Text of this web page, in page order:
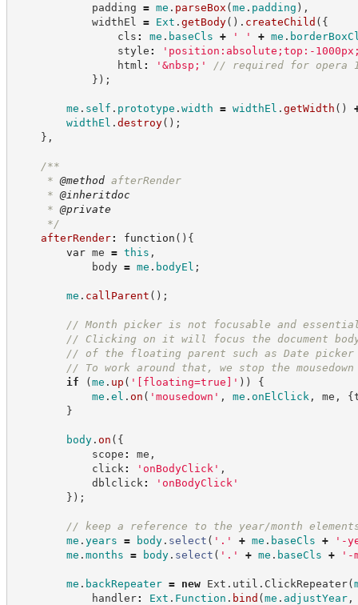
padding = me . parseBox (me . padding ) ,
widthEl = Ext . getBody( ) . createChild ( {
cls : me . baseCls + ' ' + me .
style : ' position:absolute;top:-
html : ' &nbsp; ' // required for opera
} ) ;
me . self . prototype . width = widthEl . getWidth ( )
widthEl . destroy( ) ;
} ,
/**
* @method afterRender
* @inheritdoc
* @private
*/
afterRender: function ( ) {
var me = this ,
body = me . bodyEl ;
me . callParent ( ) ;
// Month picker is not focusable and
// Clicking on it will focus the document
// of the floating parent such as Date picker
// To work around that, we stop the
if
(me . up ( ' [floating=true] ' ) )
{
me . el . on ( ' mousedown ' , me . onElClick , me , {
}
body. on ( {
scope : me ,
click : ' onBodyClick ' ,
dblclick : ' onBodyClick '
} ) ;
// keep a reference to the year/month
me . years = body. select ( ' . ' + me . baseCls + ' -
me . months = body. select ( ' . ' + me . baseCls + ' -
me . backRepeater = new Ext . util . ClickRepeater(
handler: Ext . Function . bind (me . adjustYear,